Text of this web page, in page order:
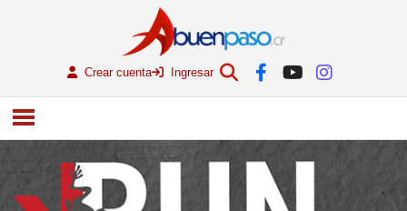
Crear cuenta Ingresar